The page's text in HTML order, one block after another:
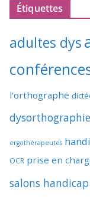
Étiquettes
adultes dys
l'orthographe
dysorthographie
ergothérapeutes
OCR prise en
salons handicap